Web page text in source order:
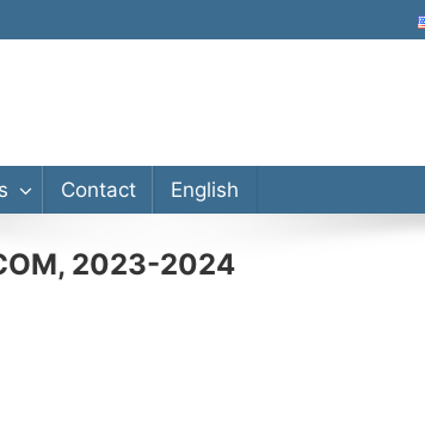
Contact English
2023-2024